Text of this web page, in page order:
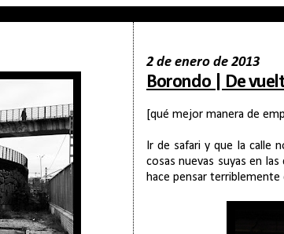
2 de enero de 2013
Borondo | De
[qué mejor manera de
Ir de safari y que la calle
cosas nuevas suyas en
hace pensar